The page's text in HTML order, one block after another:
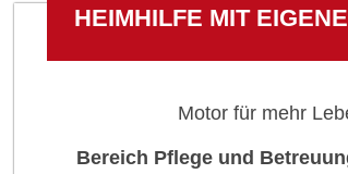
HEIMHILFE MIT
Motor für mehr
Bereich Pflege und